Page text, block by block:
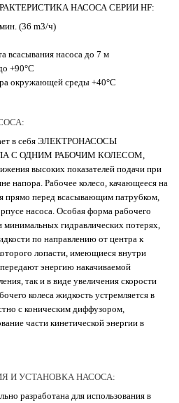
НАСОСА СЕРИИ HF:
(36 m3/ч)
всасывания насоса до 7 м
+90°C
окружающей среды +40°C
в себя ЭЛЕКТРОНАСОСЫ
С ОДНИМ РАБОЧИМ КОЛЕСОМ,
высоких показателей подачи при
напора. Рабочее колесо, качающееся на
прямо перед всасывающим патрубком,
насоса. Особая форма рабочего
минимальных гидравлических потерях,
по направлению от центра к
лопасти, имеющиеся внутри
энергию накачиваемой
так и в виде увеличения скорости
колеса жидкость устремляется в
с коническим диффузором,
части кинетической энергии в
И УСТАНОВКА НАСОСА:
разработана для использования в